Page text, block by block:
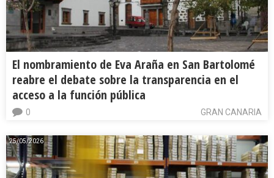
El nombramiento de Eva Araña en San Bartolomé
reabre el debate sobre la transparencia en el
acceso a la función pública
GRAN CANARIA
0
25/05/2026